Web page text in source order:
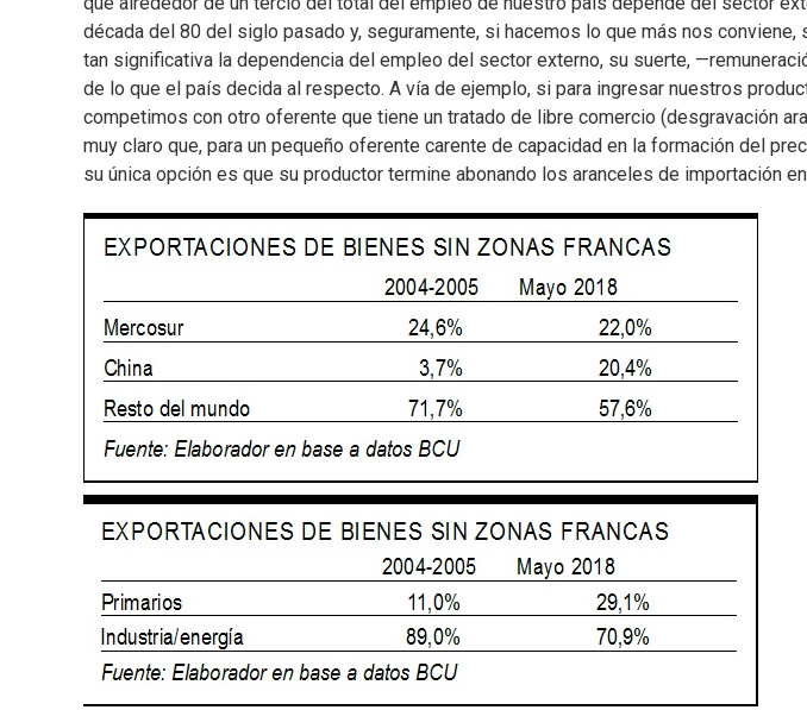
década del 80 del siglo pasado y, seguramente, si hacemos lo que más nos conviene,
tan significativa la dependencia del empleo del sector externo, su suerte,
de lo que el país decida al respecto. A vía de ejemplo, si para ingresar nuestros
competimos con otro oferente que tiene un tratado de libre comercio (desgravación
muy claro que, para un pequeño oferente carente de capacidad en la formación del
su única opción es que su productor termine abonando los aranceles de importación